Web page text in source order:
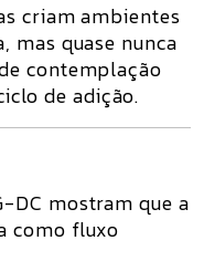
criam ambientes
, mas quase nunca
contemplação
de adição.
DC mostram que a
como fluxo